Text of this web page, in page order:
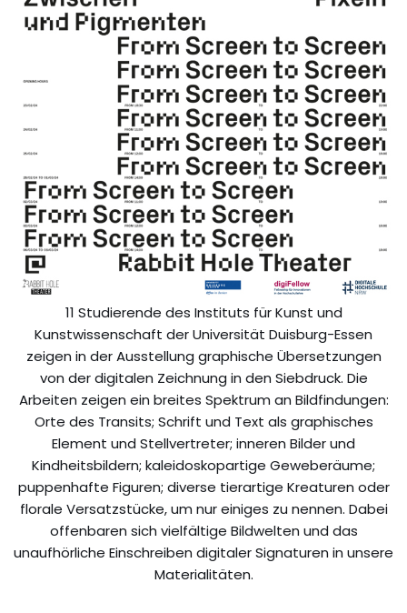
11 Studierende des Instituts für Kunst und
Kunstwissenschaft der Universität Duisburg-Essen
zeigen in der Ausstellung graphische Übersetzungen
von der digitalen Zeichnung in den Siebdruck. Die
Arbeiten zeigen ein breites Spektrum an Bildfindungen:
Orte des Transits; Schrift und Text als graphisches
Element und Stellvertreter; inneren Bilder und
Kindheitsbildern; kaleidoskopartige Geweberäume;
puppenhafte Figuren; diverse tierartige Kreaturen oder
florale Versatzstücke, um nur einiges zu nennen. Dabei
offenbaren sich vielfältige Bildwelten und das
unaufhörliche Einschreiben digitaler Signaturen in unsere
Materialitäten.